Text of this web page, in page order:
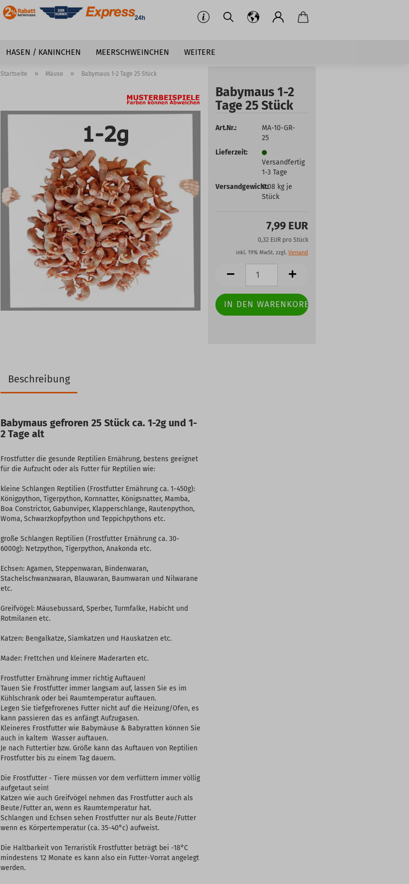
HASEN / KANINCHEN MEERSCHWEINCHEN WEITERE
Startseite » Mäuse » Babymaus 1-2 Tage 25 Stück
Babymaus 1-2
Tage 25 Stück
Art.Nr.:
MA-10-GR-
25
Lieferzeit:
Versandfertig
1-3 Tage
Versandgewicht:0.08 kg je
Stück
7,99 EUR
0,32 EUR pro Stück
inkl. 19% MwSt. zzgl. Versand
Beschreibung
Babymaus gefroren 25 Stück ca. 1-2g und 1-
2 Tage alt
Frostfutter die gesunde Reptilien Ernährung, bestens geeignet
für die Aufzucht oder als Futter für Reptilien wie:
kleine Schlangen Reptilien (Frostfutter Ernährung ca. 1-450g):
Königpython, Tigerpython, Kornnatter, Königsnatter, Mamba,
Boa Constrictor, Gabunviper, Klapperschlange, Rautenpython,
Woma, Schwarzkopfpython und Teppichpythons etc.
große Schlangen Reptilien (Frostfutter Ernährung ca. 30-
6000g): Netzpython, Tigerpython, Anakonda etc.
Echsen: Agamen, Steppenwaran, Bindenwaran,
Stachelschwanzwaran, Blauwaran, Baumwaran und Nilwarane
etc.
Greifvögel: Mäusebussard, Sperber, Turmfalke, Habicht und
Rotmilanen etc.
Katzen: Bengalkatze, Siamkatzen und Hauskatzen etc.
Mader: Frettchen und kleinere Maderarten etc.
Frostfutter Ernährung immer richtig Auftauen!
Tauen Sie Frostfutter immer langsam auf, lassen Sie es im
Kühlschrank oder bei Raumtemperatur auftauen.
Legen Sie tiefgefrorenes Futter nicht auf die Heizung/Ofen, es
kann passieren das es anfängt Aufzugasen.
Kleineres Frostfutter wie Babymäuse & Babyratten können Sie
auch in kaltem Wasser auftauen.
Je nach Futtertier bzw. Größe kann das Auftauen von Reptilien
Frostfutter bis zu einem Tag dauern.
Die Frostfutter - Tiere müssen vor dem verfüttern immer völlig
aufgetaut sein!
Katzen wie auch Greifvögel nehmen das Frostfutter auch als
Beute/Futter an, wenn es Raumtemperatur hat.
Schlangen und Echsen sehen Frostfutter nur als Beute/Futter
wenn es Körpertemperatur (ca. 35-40°c) aufweist.
Die Haltbarkeit von Terraristik Frostfutter beträgt bei -18°C
mindestens 12 Monate es kann also ein Futter-Vorrat angelegt
werden.